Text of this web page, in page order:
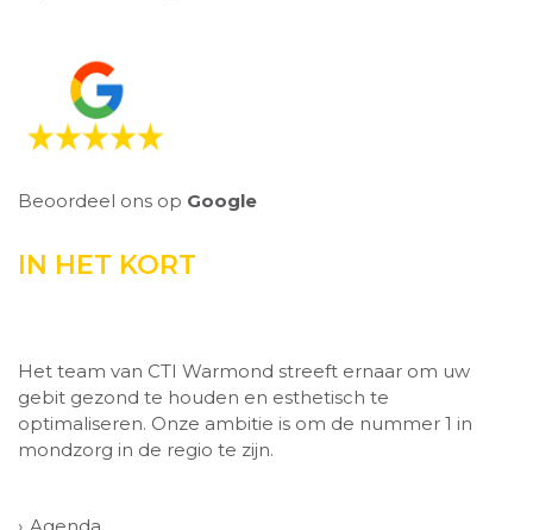
Beoordeel ons op Google
IN HET KORT
Het team van CTI Warmond streeft ernaar om uw
gebit gezond te houden en esthetisch te
optimaliseren. Onze ambitie is om de nummer 1 in
mondzorg in de regio te zijn.